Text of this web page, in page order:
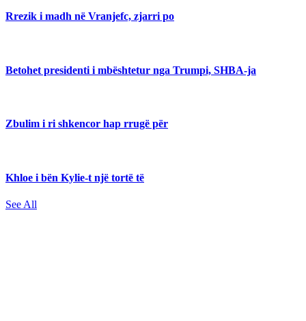
Rrezik i madh në Vranjefc, zjarri po
Betohet presidenti i mbështetur nga Trumpi, SHBA-ja
Zbulim i ri shkencor hap rrugë për
Khloe i bën Kylie-t një tortë të
See All